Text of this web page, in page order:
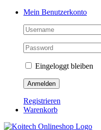
Skip
Mein Benutzerkonto
Eingeloggt bleiben
Registrieren
Warenkorb